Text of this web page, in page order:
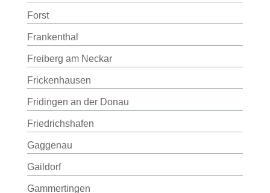
Forst
Frankenthal
Freiberg am Neckar
Frickenhausen
Fridingen an der Donau
Friedrichshafen
Gaggenau
Gaildorf
Gammertingen